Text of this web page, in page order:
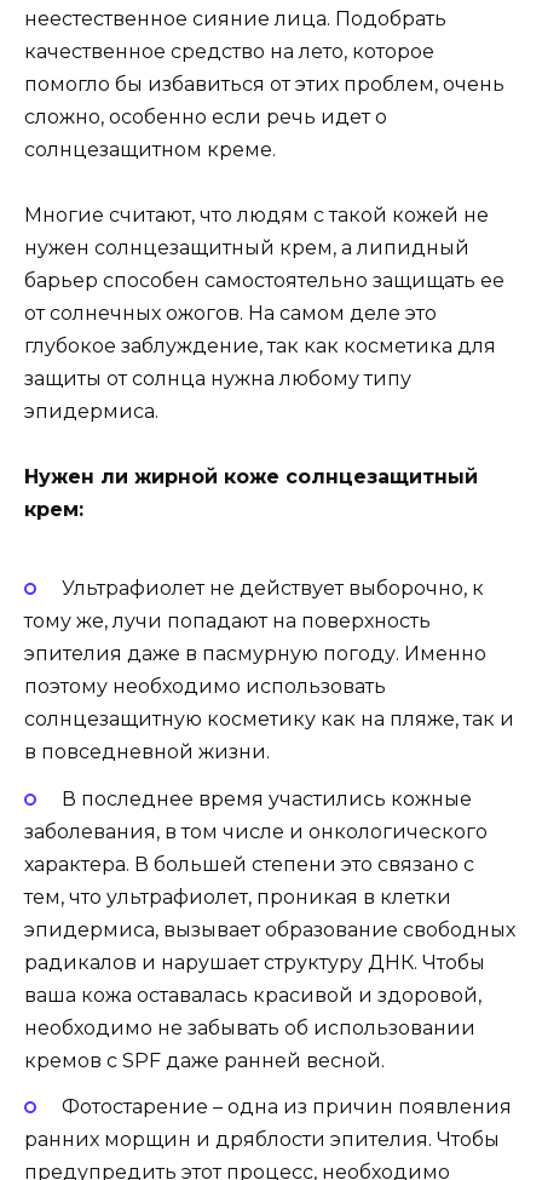
неестественное сияние лица. Подобрать
качественное средство на лето, которое
помогло бы избавиться от этих проблем, очень
сложно, особенно если речь идет о
солнцезащитном креме.
Многие считают, что людям с такой кожей не
нужен солнцезащитный крем, а липидный
барьер способен самостоятельно защищать ее
от солнечных ожогов. На самом деле это
глубокое заблуждение, так как косметика для
защиты от солнца нужна любому типу
эпидермиса.
Нужен ли жирной коже солнцезащитный
крем:
Ультрафиолет не действует выборочно, к
тому же, лучи попадают на поверхность
эпителия даже в пасмурную погоду. Именно
поэтому необходимо использовать
солнцезащитную косметику как на пляже, так и
в повседневной жизни.
В последнее время участились кожные
заболевания, в том числе и онкологического
характера. В большей степени это связано с
тем, что ультрафиолет, проникая в клетки
эпидермиса, вызывает образование свободных
радикалов и нарушает структуру ДНК. Чтобы
ваша кожа оставалась красивой и здоровой,
необходимо не забывать об использовании
кремов с SPF даже ранней весной.
Фотостарение – одна из причин появления
ранних морщин и дряблости эпителия. Чтобы
предупредить этот процесс, необходимо